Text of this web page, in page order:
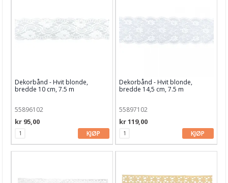
Dekorbånd - Hvit blonde,
bredde 10 cm, 7.5 m
55896102
kr 95,00
KJØP
Dekorbånd - Hvit blonde,
bredde 14,5 cm, 7.5 m
55897102
kr 119,00
KJØP